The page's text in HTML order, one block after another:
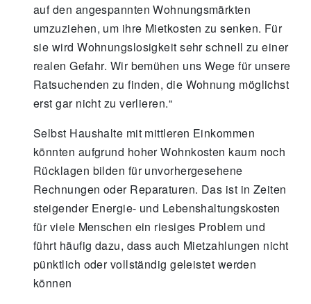
auf den angespannten Wohnungsmärkten
umzuziehen, um ihre Mietkosten zu senken. Für
sie wird Wohnungslosigkeit sehr schnell zu einer
realen Gefahr. Wir bemühen uns Wege für unsere
Ratsuchenden zu finden, die Wohnung möglichst
erst gar nicht zu verlieren.“
Selbst Haushalte mit mittleren Einkommen
könnten aufgrund hoher Wohnkosten kaum noch
Rücklagen bilden für unvorhergesehene
Rechnungen oder Reparaturen. Das ist in Zeiten
steigender Energie- und Lebenshaltungskosten
für viele Menschen ein riesiges Problem und
führt häufig dazu, dass auch Mietzahlungen nicht
pünktlich oder vollständig geleistet werden
können